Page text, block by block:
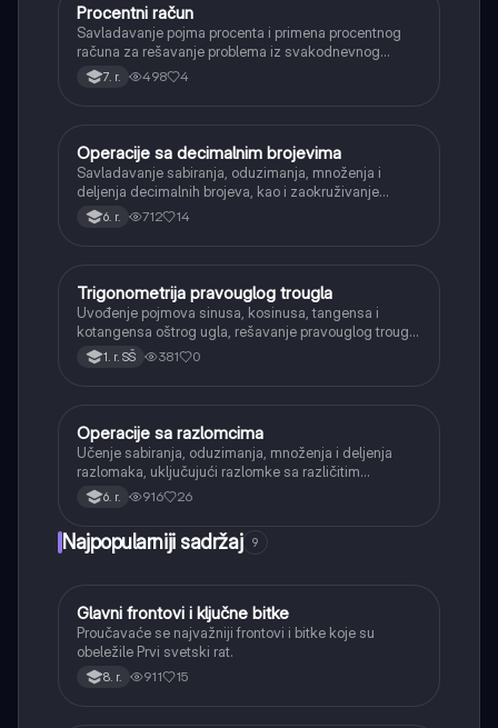
Matematika
Procentni račun
Savladavanje pojma procenta i primena procentnog
računa za rešavanje problema iz svakodnevnog
života, kao što su popusti, kamate i povećanja.
7. r. 498 4
Matematika
Operacije sa decimalnim brojevima
Savladavanje sabiranja, oduzimanja, množenja i
deljenja decimalnih brojeva, kao i zaokruživanje
decimalnih brojeva.
6. r. 712 14
Matematika
Trigonometrija pravouglog trougla
Uvođenje pojmova sinusa, kosinusa, tangensa i
kotangensa oštrog ugla, rešavanje pravouglog trougla
i primena osnovnih trigonometrijskih identiteta.
1. r. SŠ 381 0
Matematika
Operacije sa razlomcima
Učenje sabiranja, oduzimanja, množenja i deljenja
razlomaka, uključujući razlomke sa različitim
imeniocima.
6. r. 916 26
Najpopularniji sadržaj 9
Istorija
Glavni frontovi i ključne bitke
Proučavaće se najvažniji frontovi i bitke koje su
obeležile Prvi svetski rat.
8. r. 911 15